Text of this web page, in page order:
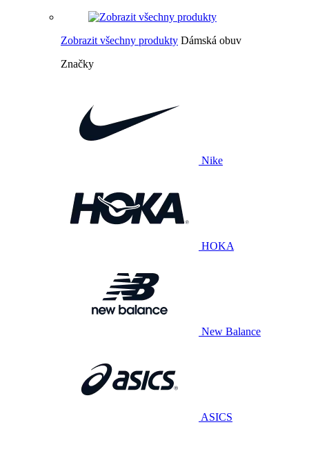
Zobrazit všechny produkty Dámská obuv
Značky
Nike
HOKA
New Balance
ASICS